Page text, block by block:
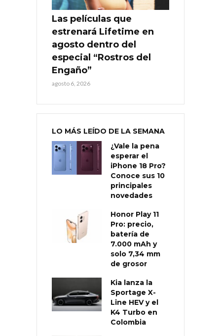
Las películas que
estrenará Lifetime en
agosto dentro del
especial “Rostros del
Engaño”
agosto 6, 2026
LO MÁS LEÍDO DE LA SEMANA
¿Vale la pena
esperar el
iPhone 18 Pro?
Conoce sus 10
principales
novedades
Honor Play 11
Pro: precio,
batería de
7.000 mAh y
solo 7,34 mm
de grosor
Kia lanza la
Sportage X-
Line HEV y el
K4 Turbo en
Colombia